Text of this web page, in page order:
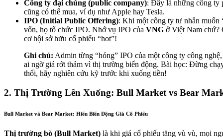
Công ty đại chúng (public company): Đây là những công ty
cũng có thể mua, ví dụ như Apple hay Tesla.
IPO (Initial Public Offering): Khi một công ty tư nhân muốn
vốn, họ tổ chức IPO. Nhớ vụ IPO của VNG ở Việt Nam chứ?
cơ hội sở hữu cổ phiếu “hot”!
Ghi chú: Admin từng “hóng” IPO của một công ty công
ai ngờ giá rớt thảm vì thị trường biến động. Bài học: Đừng
thổi, hãy nghiên cứu kỹ trước khi xuống tiền!
2. Thị Trường Lên Xuống: Bull Market vs Bear
Bull Market và Bear Market: Hiểu Biến Động Giá Cổ Phiếu
Thị trường bò (Bull Market) là khi giá cổ phiếu tăng vù vù, mọi